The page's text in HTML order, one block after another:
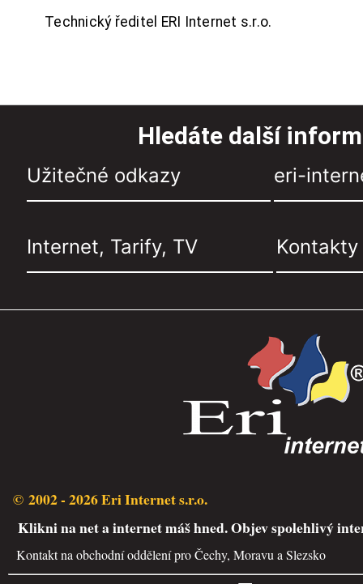
Technický ředitel ERI Internet s.r.o.
Hledáte další
Užitečné odkazy eri-
Internet, Tarify, TV Kontakty
© 2002 - 2026 Eri Internet s.r.o.
Klikni na net a internet máš hned. Objev spolehlivý
Kontakt na obchodní oddělení pro Čechy, Moravu a Slezsko